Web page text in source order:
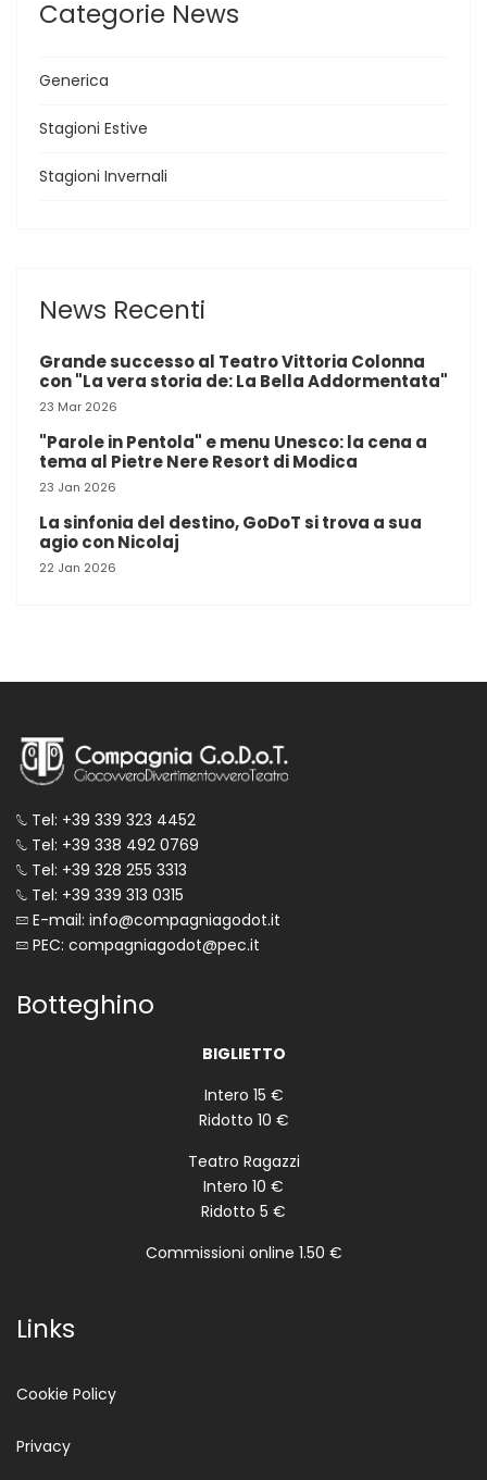
Categorie News
Generica
Stagioni Estive
Stagioni Invernali
News Recenti
Grande successo al Teatro Vittoria Colonna
con "La vera storia de: La Bella Addormentata"
23 Mar 2026
"Parole in Pentola" e menu Unesco: la cena a
tema al Pietre Nere Resort di Modica
23 Jan 2026
La sinfonia del destino, GoDoT si trova a sua
agio con Nicolaj
22 Jan 2026
Tel: +39 339 323 4452
Tel: +39 338 492 0769
Tel: +39 328 255 3313
Tel: +39 339 313 0315
E-mail: info@compagniagodot.it
PEC: compagniagodot@pec.it
Botteghino
BIGLIETTO
Intero 15 €
Ridotto 10 €
Teatro Ragazzi
Intero 10 €
Ridotto 5 €
Commissioni online 1.50 €
Links
Cookie Policy
Privacy